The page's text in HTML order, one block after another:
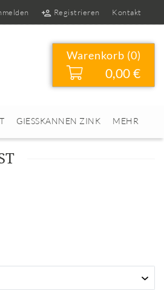
Registrieren Kontakt
Warenkorb (0)
0,00 €
GIESSKANNEN ZINK MEHR